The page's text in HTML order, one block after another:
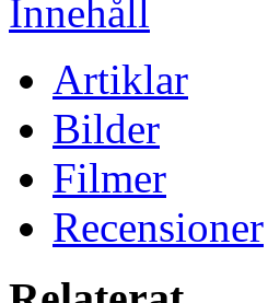
Innehåll
Artiklar
Bilder
Filmer
Recensioner